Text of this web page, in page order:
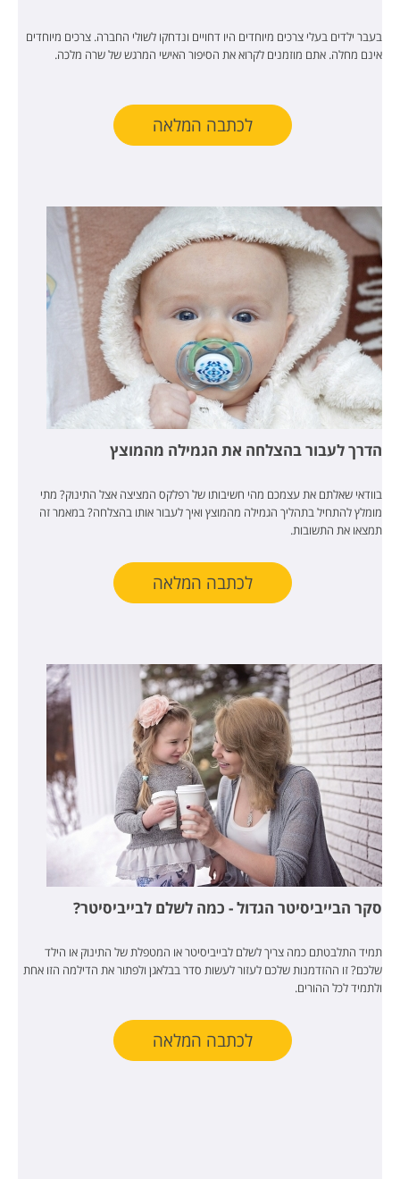
בעבר ילדים בעלי צרכים מיוחדים היו דחויים ונדחקו לשולי החברה. צרכים מיוחדים
אינם מחלה. אתם מוזמנים לקרוא את הסיפור האישי המרגש של שרה מלכה.
לכתבה המלאה
הדרך לעבור בהצלחה את הגמילה מהמוצץ
בוודאי שאלתם את עצמכם מהי חשיבותו של רפלקס המציצה אצל התינוק? מתי
מומלץ להתחיל בתהליך הגמילה מהמוצץ ואיך לעבור אותו בהצלחה? במאמר זה
תמצאו את התשובות.
לכתבה המלאה
סקר הבייביסיטר הגדול - כמה לשלם לבייביסיטר?
תמיד התלבטתם כמה צריך לשלם לבייביסיטר או המטפלת של התינוק או הילד
שלכם? זו ההזדמנות שלכם לעזור לעשות סדר בבלאגן ולפתור את הדילמה הזו אחת
ולתמיד לכל ההורים.
לכתבה המלאה